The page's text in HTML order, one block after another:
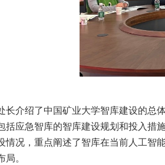
长介绍了中国矿业大学智库建设的总
括应急智库的智库建设规划和投入措
情况，重点阐述了智库在当前人工智
。